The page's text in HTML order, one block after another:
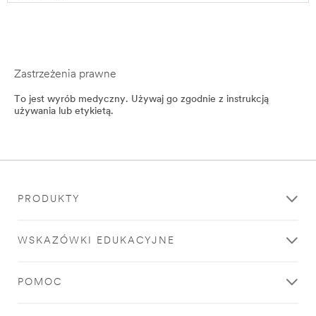
Zastrzeżenia prawne
To jest wyrób medyczny. Używaj go zgodnie z instrukcją
używania lub etykietą.
PRODUKTY
WSKAZÓWKI EDUKACYJNE
POMOC